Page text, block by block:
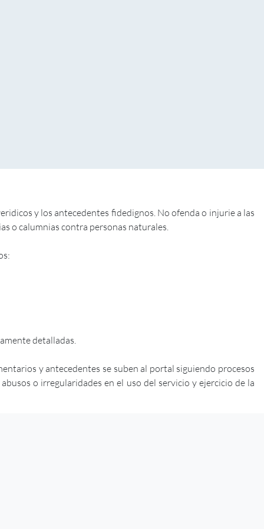
y los antecedentes fidedignos. No ofenda o injurie a las
o calumnias contra personas naturales.
detalladas.
y antecedentes se suben al portal siguiendo procesos
o irregularidades en el uso del servicio y ejercicio de la